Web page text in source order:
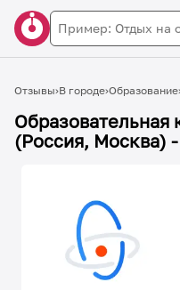
Отзывы›В городе›Образование
Образовательная
(Россия, Москва)